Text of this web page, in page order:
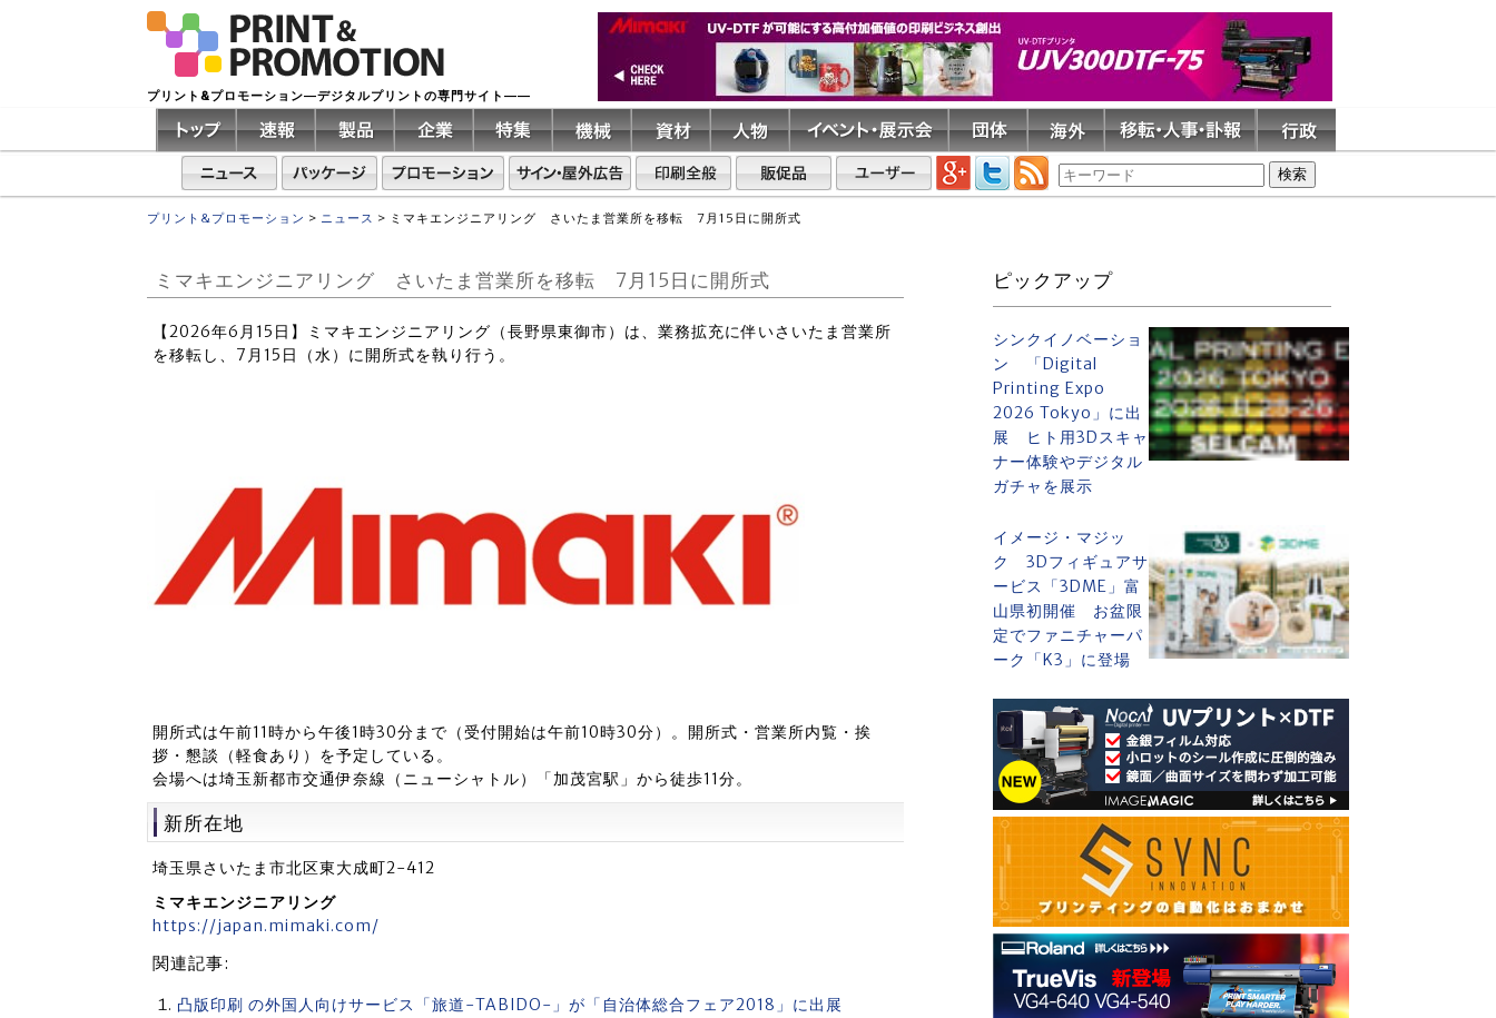
プリント&プロモーション―デジタルプリントの専門サイト――
プリント&プロモーション > ニュース > ミマキエンジニアリング さいたま営業所を移転 7月15日に開所式
ミマキエンジニアリング さいたま営業所を移転 7月15日に開所式
【2026年6月15日】ミマキエンジニアリング（長野県東御市）は、業務拡充に伴いさいたま営業所
を移転し、7月15日（水）に開所式を執り行う。
開所式は午前11時から午後1時30分まで（受付開始は午前10時30分）。開所式・営業所内覧・挨
拶・懇談（軽食あり）を予定している。
会場へは埼玉新都市交通伊奈線（ニューシャトル）「加茂宮駅」から徒歩11分。
新所在地
埼玉県さいたま市北区東大成町2-412
ミマキエンジニアリング
https://japan.mimaki.com/
関連記事:
凸版印刷 の外国人向けサービス「旅道-TABIDO-」が「自治体総合フェア2018」に出展
ピックアップ
シンクイノベーショ
ン 「Digital
Printing Expo
2026 Tokyo」に出
展 ヒト用3Dスキャ
ナー体験やデジタル
ガチャを展示
イメージ・マジッ
ク 3Dフィギュアサ
ービス「3DME」富
山県初開催 お盆限
定でファニチャーパ
ーク「K3」に登場